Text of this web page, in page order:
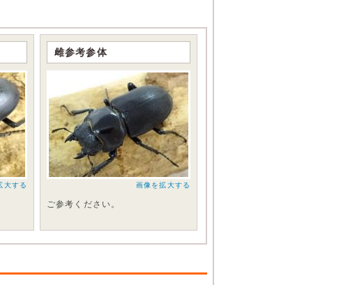
大する
雌参考参体
画像を拡大する
ご参考ください。